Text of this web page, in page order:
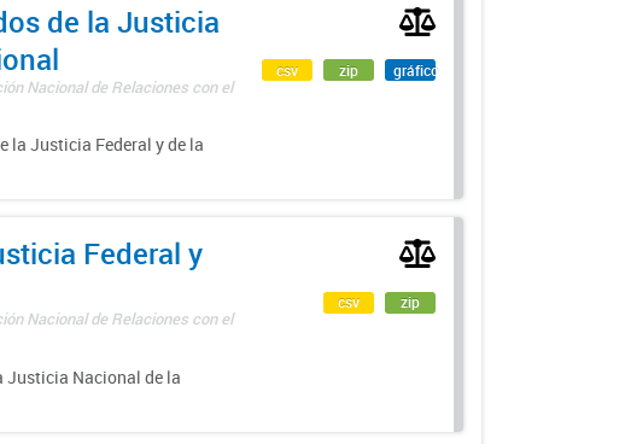
de la Justicia
Nacional de Relaciones con el
la Justicia Federal y de la
csv zip gráfico
Federal y
Nacional de Relaciones con el
Justicia Nacional de la
csv zip